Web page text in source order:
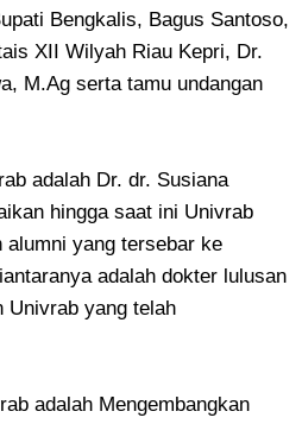
Bengkalis, Bagus Santoso,
XII Wilyah Riau Kepri, Dr.
M.Ag serta tamu undangan
adalah Dr. dr. Susiana
hingga saat ini Univrab
alumni yang tersebar ke
adalah dokter lulusan
Univrab yang telah
adalah Mengembangkan